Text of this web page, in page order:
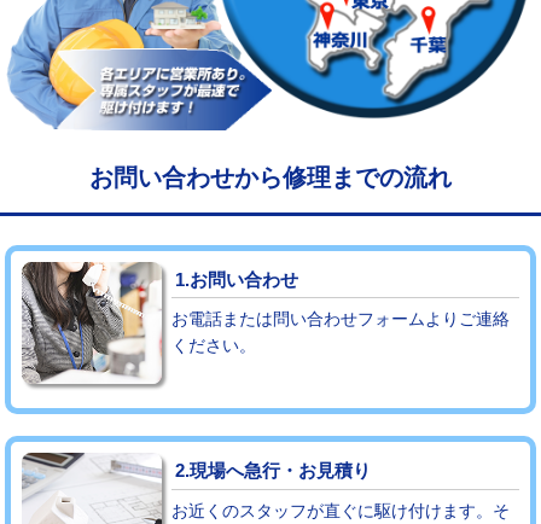
給水管工事※（ライニング鋼管・銅
管・ポリ管・HT管使用/3ｍ超え)
+8,800円
マス交換（土の掘削・埋め戻し作業） 11,000円~
マス交換（深さ50㎝未満） 55,000円
マス交換（深さ50㎝以上） 66,000円
コンクリート斫り（厚さ10㎝まで）
コンクリート斫り（厚さ10㎝超え） 38,500円
モルタル補修（厚さ10㎝まで）
モルタル補修（厚さ10㎝超え） 38,500円
追加人工 16,500円
廃棄・処分 現場見積
お問い合わせから修理までの流れ
1.お問い合わせ
お電話または問い合わせフォームよりご連絡
ください。
2.現場へ急行・お見積り
お近くのスタッフが直ぐに駆け付けます。そ